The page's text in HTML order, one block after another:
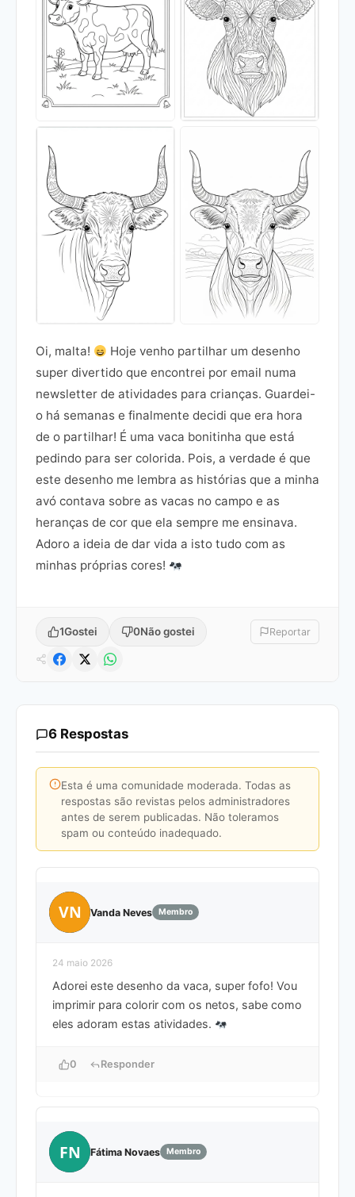
Oi, malta!
Hoje venho partilhar um desenho
super divertido que encontrei por email numa
newsletter de atividades para crianças. Guardei-
o há semanas e finalmente decidi que era hora
de o partilhar! É uma vaca bonitinha que está
pedindo para ser colorida. Pois, a verdade é que
este desenho me lembra as histórias que a minha
avó contava sobre as vacas no campo e as
heranças de cor que ela sempre me ensinava.
Adoro a ideia de dar vida a isto tudo com as
minhas próprias cores!
1Gostei 0Não gostei Reportar
6 Respostas
Esta é uma comunidade moderada. Todas as
respostas são revistas pelos administradores
antes de serem publicadas. Não toleramos
spam ou conteúdo inadequado.
VN Vanda Neves Membro
24 maio 2026
Adorei este desenho da vaca, super fofo! Vou
imprimir para colorir com os netos, sabe como
eles adoram estas atividades.
0 Responder
FN Fátima Novaes Membro